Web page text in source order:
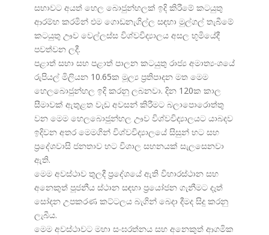
සභාවට අයත් හෙල බොජුන්හලක් ඉදි කිරීමේ කටයුතු
ආරම්භ කරමින් එම ගොඩනැගිල්ල සඳහා මුල්ගල් තැබීමේ
කටයුතු ඌව වෙල්ලස්ස විශ්වවිද්යාලය අසල භූමියේදී
පවත්වන ලදී.
පළාත් සභා සහ පළාත් පාලන කටයුතු රාජ්ය අමාත්යංශයේ
රුපියල් මිලියන 10.65ක මූල්ය ප්රතිපාදන මත මෙම
හෙලබොජුන්හල ඉදි කරනු ලබනවා. දින 120ක කාල
සීමාවක් ඇතුළත වැඩ අවසන් කිරීමට බලාපොරොත්තු
වන මෙම හෙලබොජුන්හල ඌව විශ්වවිද්යාලයට යාබදව
ඉදිවන අතර මෙමගින් විශ්වවිද්යාලයේ සිසුන් හට සහ
ප්රදේශවාසි ජනතාව හට විශාල සහනයක් සැලසෙනවා
ඇති.
මෙම අවස්ථාව තුලදී ප්රදේශයේ ඇති විහාරස්ථාන සහ
අනෙකුත් පූජනීය ස්ථාන සඳහා ප්රයෝජන ගැනීමට දෑත්
සෝදන උපකරණ කට්ටලය බැගින් බෙදා දීමද සිදු කරනු
ලැබීය.
මෙම අවස්ථාවට මහා සංඝරත්නය සහ අනෙකුත් ආගමික